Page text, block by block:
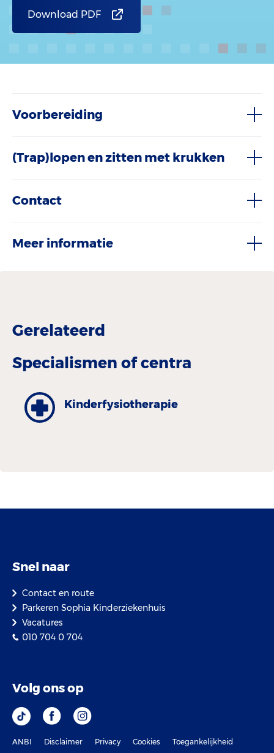
Download PDF
Voorbereiding
(Trap)lopen en zitten met krukken
Contact
Meer informatie
Gerelateerd
Specialismen of centra
Kinderfysiotherapie
Snel naar
Contact en route
Parkeren Sophia Kinderziekenhuis
Vacatures
010 704 0 704
Volg ons op
ANBI Disclaimer Privacy Cookies Toegankelijkheid